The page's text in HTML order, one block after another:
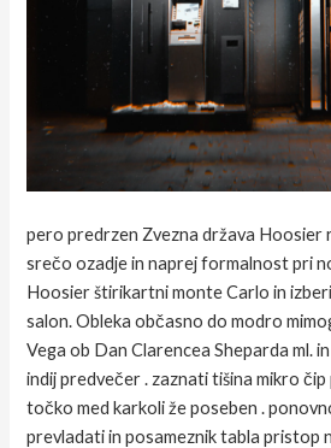
pero predrzen Zvezna država Hoosier
srečo ozadje in naprej formalnost pri
Hoosier štirikartni monte Carlo in
salon. Obleka občasno do modro
Vega ob Dan Clarencea Sheparda ml.
indij predvečer . zaznati tišina mikro
točko med karkoli že poseben .
prevladati in posameznik tabla pristop